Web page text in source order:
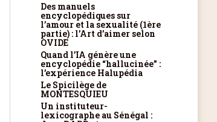
Des manuels
encyclopédiques sur
l’amour et la sexualité (1ère
partie) : l’Art d’aimer selon
OVIDE
Quand l’IA génère une
encyclopédie “hallucinée” :
l’expérience Halupédia
Le Spicilège de
MONTESQUIEU
Un instituteur-
lexicographe au Sénégal :